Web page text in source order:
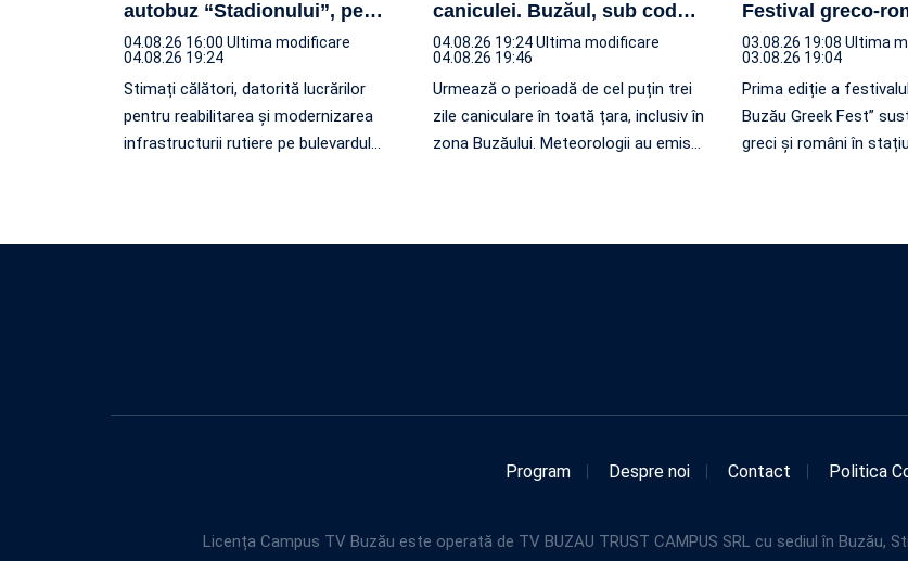
autobuz “Stadionului”, pe…
04.08.26 16:00 Ultima modificare
04.08.26 19:24
Stimați călători, datorită lucrărilor
pentru reabilitarea și modernizarea
infrastructurii rutiere pe bulevardul…
caniculei. Buzăul, sub cod…
04.08.26 19:24Ultima modificare
04.08.26 19:46
Urmează o perioadă de cel puțin trei
zile caniculare în toată țara, inclusiv în
zona Buzăului. Meteorologii au emis…
Festival greco-
03.08.26 19:08 Ultima
03.08.26 19:04
Prima ediție a
Buzău Greek Fest”
greci și români în
Program Despre noi Contact Politica
Licența Campus TV Buzău este operată de TV BUZAU TRUST CAMPUS SRL cu sediul în Buzău,